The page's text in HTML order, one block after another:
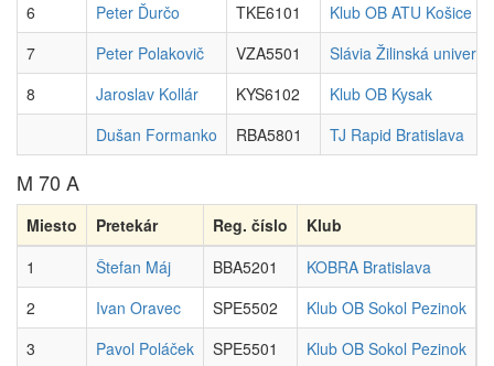
6
Peter Ďurčo TKE6101
Klub OB ATU Košice
7
Peter Polakovič VZA5501
Slávia Žilinská
8
Jaroslav Kollár KYS6102
Klub OB Kysak
Dušan Formanko
RBA5801 TJ Rapid Bratislava
M 70 A
Miesto Pretekár Reg. číslo Klub
1
Štefan Máj BBA5201 KOBRA Bratislava
2
Ivan Oravec SPE5502 Klub OB Sokol Pezinok
3
Pavol Poláček SPE5501 Klub OB Sokol Pezinok